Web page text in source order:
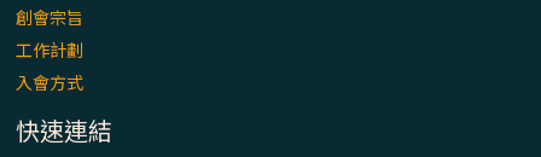
創會宗旨
工作計劃
入會方式
快速連結